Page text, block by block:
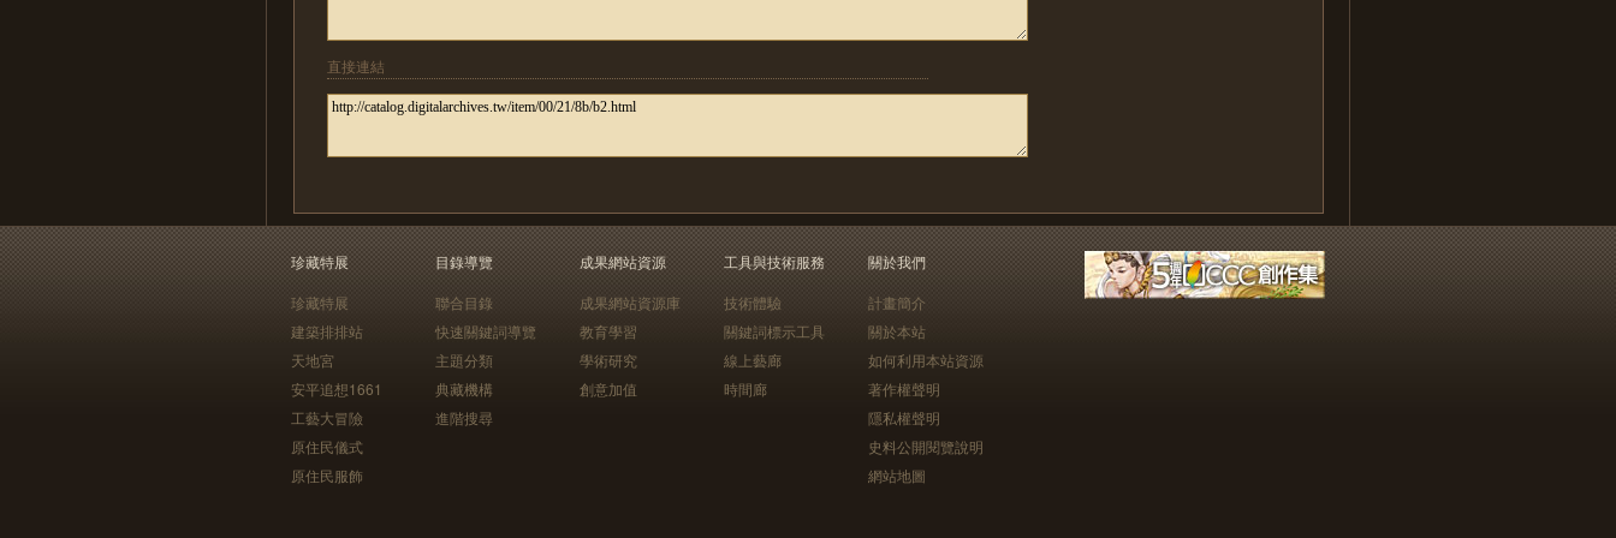
直接連結
珍藏特展
珍藏特展
建築排排站
天地宮
安平追想1661
工藝大冒險
原住民儀式
原住民服飾
目錄導覽
聯合目錄
快速關鍵詞導覽
主題分類
典藏機構
進階搜尋
成果網站資源
成果網站資源庫
教育學習
學術研究
創意加值
工具與技術服務
技術體驗
關鍵詞標示工具
線上藝廊
時間廊
關於我們
計畫簡介
關於本站
如何利用本站資源
著作權聲明
隱私權聲明
史料公開閱覽說明
網站地圖